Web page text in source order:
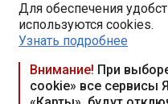
Для обеспечения
используются cookies.
Узнать подробнее
Внимание! При
cookie» все сервисы
Книга замечаний и
Правила и документы
Praca.by © 2000—2026, ООО
Республика Беларусь,
117а, пом. № 9.